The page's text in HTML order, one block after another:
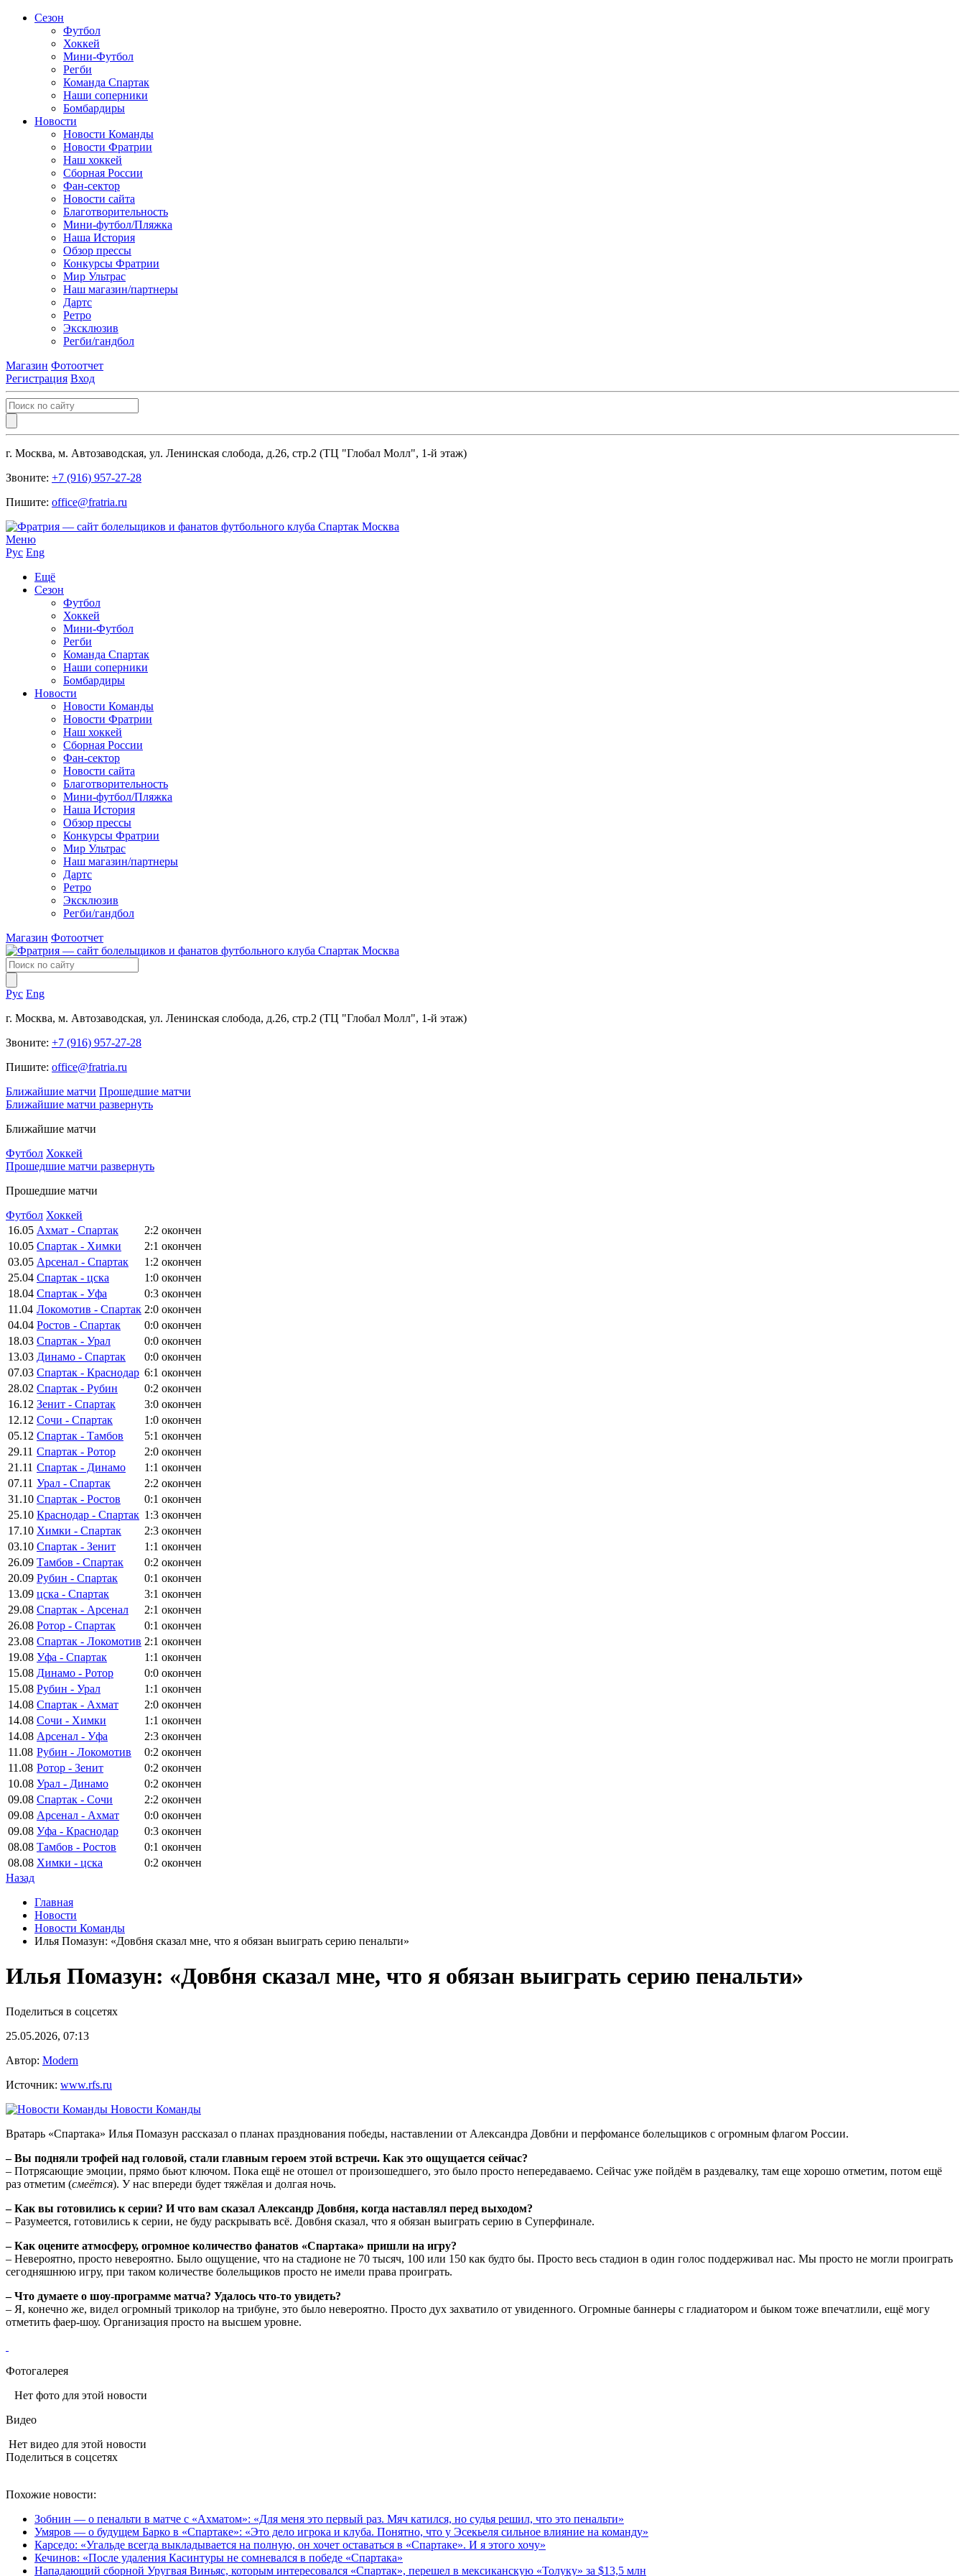
Сезон
Футбол
Хоккей
Мини-Футбол
Регби
Команда Спартак
Наши соперники
Бомбардиры
Новости
Новости Команды
Новости Фратрии
Наш хоккей
Сборная России
Фан-cектор
Новости сайта
Благотворительность
Мини-футбол/Пляжка
Наша История
Обзор прессы
Конкурсы Фратрии
Мир Ультрас
Наш магазин/партнеры
Дартс
Ретро
Эксклюзив
Регби/гандбол
Магазин Фотоотчет
Регистрация Вход
г. Москва, м. Автозаводская, ул. Ленинская слобода, д.26, стр.2 (ТЦ "Глобал Молл", 1-й этаж)
Звоните: +7 (916) 957-27-28
Пишите: office@fratria.ru
Меню
Рус Eng
Ещё
Сезон
Футбол
Хоккей
Мини-Футбол
Регби
Команда Спартак
Наши соперники
Бомбардиры
Новости
Новости Команды
Новости Фратрии
Наш хоккей
Сборная России
Фан-cектор
Новости сайта
Благотворительность
Мини-футбол/Пляжка
Наша История
Обзор прессы
Конкурсы Фратрии
Мир Ультрас
Наш магазин/партнеры
Дартс
Ретро
Эксклюзив
Регби/гандбол
Магазин Фотоотчет
Рус Eng
г. Москва, м. Автозаводская, ул. Ленинская слобода, д.26, стр.2 (ТЦ "Глобал Молл", 1-й этаж)
Звоните: +7 (916) 957-27-28
Пишите: office@fratria.ru
Ближайшие матчи Прошедшие матчи
Ближайшие матчи развернуть
Ближайшие матчи
Футбол Хоккей
Прошедшие матчи развернуть
Прошедшие матчи
Футбол Хоккей
16.05 Ахмат - Спартак 2:2 окончен
10.05 Спартак - Химки 2:1 окончен
03.05 Арсенал - Спартак 1:2 окончен
25.04 Спартак - цска 1:0 окончен
18.04 Спартак - Уфа 0:3 окончен
11.04 Локомотив - Спартак 2:0 окончен
04.04 Ростов - Спартак 0:0 окончен
18.03 Спартак - Урал 0:0 окончен
13.03 Динамо - Спартак 0:0 окончен
07.03 Спартак - Краснодар 6:1 окончен
28.02 Спартак - Рубин 0:2 окончен
16.12 Зенит - Спартак 3:0 окончен
12.12 Сочи - Спартак 1:0 окончен
05.12 Спартак - Тамбов 5:1 окончен
29.11 Спартак - Ротор 2:0 окончен
21.11 Спартак - Динамо 1:1 окончен
07.11 Урал - Спартак 2:2 окончен
31.10 Спартак - Ростов 0:1 окончен
25.10 Краснодар - Спартак 1:3 окончен
17.10 Химки - Спартак 2:3 окончен
03.10 Спартак - Зенит 1:1 окончен
26.09 Тамбов - Спартак 0:2 окончен
20.09 Рубин - Спартак 0:1 окончен
13.09 цска - Спартак 3:1 окончен
29.08 Спартак - Арсенал 2:1 окончен
26.08 Ротор - Спартак 0:1 окончен
23.08 Спартак - Локомотив 2:1 окончен
19.08 Уфа - Спартак 1:1 окончен
15.08 Динамо - Ротор 0:0 окончен
15.08 Рубин - Урал 1:1 окончен
14.08 Спартак - Ахмат 2:0 окончен
14.08 Сочи - Химки 1:1 окончен
14.08 Арсенал - Уфа 2:3 окончен
11.08 Рубин - Локомотив 0:2 окончен
11.08 Ротор - Зенит 0:2 окончен
10.08 Урал - Динамо 0:2 окончен
09.08 Спартак - Сочи 2:2 окончен
09.08 Арсенал - Ахмат 0:0 окончен
09.08 Уфа - Краснодар 0:3 окончен
08.08 Тамбов - Ростов 0:1 окончен
08.08 Химки - цска 0:2 окончен
Назад
Главная
Новости
Новости Команды
Илья ​Помазун: «Довбня сказал мне, что я обязан выиграть серию пенальти»​​
Илья ​Помазун: «Довбня сказал мне, что я обязан выиграть серию пенальти»​​
Поделиться в соцсетях
25.05.2026, 07:13
Автор: Modern
Источник: www.rfs.ru
Новости Команды
Вратарь «Спартака» Илья Помазун рассказал о планах празднования победы, наставлении от Александра Довбни и перфомансе болельщиков с огромным флагом России.
– Вы подняли трофей над головой, стали главным героем этой встречи. Как это ощущается сейчас?
– Потрясающие эмоции, прямо бьют ключом. Пока ещё не отошел от произошедшего, это было просто непередаваемо. Сейчас уже пойдём в раздевалку, там еще хорошо отметим, потом ещё
раз отметим (смеётся). У нас впереди будет тяжёлая и долгая ночь.
– Как вы готовились к серии? И что вам сказал Александр Довбня, когда наставлял перед выходом?
– Разумеется, готовились к серии, не буду раскрывать всё. Довбня сказал, что я обязан выиграть серию в Суперфинале.
– Как оцените атмосферу, огромное количество фанатов «Спартака» пришли на игру?
– Невероятно, просто невероятно. Было ощущение, что на стадионе не 70 тысяч, 100 или 150 как будто бы. Просто весь стадион в один голос поддерживал нас. Мы просто не могли проиграть
сегодняшнюю игру, при таком количестве болельщиков просто не имели права проиграть.
– Что думаете о шоу-программе матча? Удалось что-то увидеть?
– Я, конечно же, видел огромный триколор на трибуне, это было невероятно. Просто дух захватило от увиденного. Огромные баннеры с гладиатором и быком тоже впечатлили, ещё могу
отметить фаер-шоу. Организация просто на высшем уровне.
Фотогалерея
Нет фото для этой новости
Видео
Нет видео для этой новости
Поделиться в соцсетях
Похожие новости:
Зобнин — о пенальти в матче с «Ахматом»: «Для меня это первый раз. Мяч катился, но судья решил, что это пенальти»
Умяров — о будущем Барко в «Спартаке»: «Это дело игрока и клуба. Понятно, что у Эсекьеля сильное влияние на команду»
Карседо: «Угальде всегда выкладывается на полную, он хочет оставаться в «Спартаке». И я этого хочу»
Кечинов: «После удаления Касинтуры не сомневался в победе «Спартака»
Нападающий сборной Уругвая Виньяс, которым интересовался «Спартак», перешел в мексиканскую «Толуку» за $13,5 млн